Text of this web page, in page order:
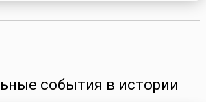
события в истории